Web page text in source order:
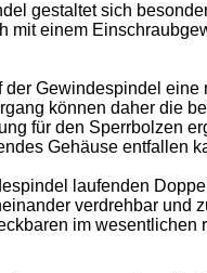
gestaltet sich
mit einem
der Gewindespindel eine
können daher die
für den Sperrbolzen
Gehäuse entfallen
laufenden
verdrehbar und
im wesentlichen